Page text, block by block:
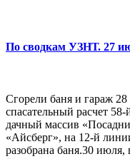
По сводкам УЗНТ. 27
Сгорели баня и гараж
спасательный расчет
дачный массив
«Айсберг», на 12-й
разобрана баня.30